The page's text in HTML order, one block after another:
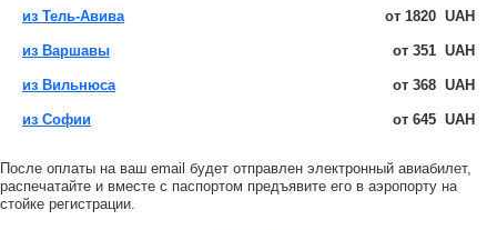
из Тель-Авива от 1820 UAH
из Варшавы от 351 UAH
из Вильнюса от 368 UAH
из Софии от 645 UAH
После оплаты на ваш email будет отправлен электронный авиабилет,
распечатайте и вместе с паспортом предъявите его в аэропорту на
стойке регистрации.